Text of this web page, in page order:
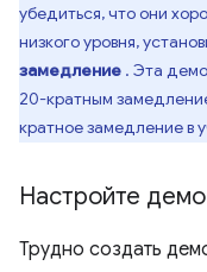
убедиться, что они
низкого уровня,
замедление . Эта
20-кратным
кратное замедление в
Настройте демо
Трудно создать